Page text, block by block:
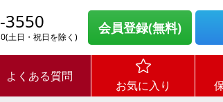
3550
土日・祝日を除く)
会員登録(無料)
よくある質問
お気に入り